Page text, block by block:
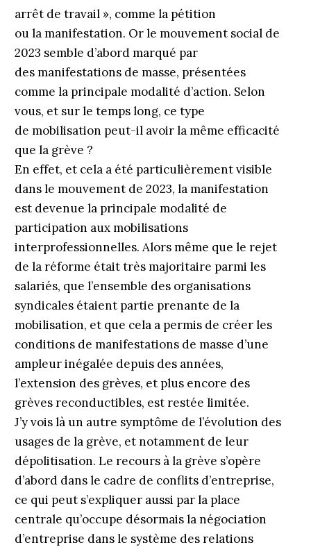
arrêt de travail », comme la pétition
ou la manifestation. Or le mouvement social de
2023 semble d’abord marqué par
des manifestations de masse, présentées
comme la principale modalité d’action. Selon
vous, et sur le temps long, ce type
de mobilisation peut-il avoir la même efficacité
que la grève ?
En effet, et cela a été particulièrement visible
dans le mouvement de 2023, la manifestation
est devenue la principale modalité de
participation aux mobilisations
interprofessionnelles. Alors même que le rejet
de la réforme était très majoritaire parmi les
salariés, que l’ensemble des organisations
syndicales étaient partie prenante de la
mobilisation, et que cela a permis de créer les
conditions de manifestations de masse d’une
ampleur inégalée depuis des années,
l’extension des grèves, et plus encore des
grèves reconductibles, est restée limitée.
J’y vois là un autre symptôme de l’évolution des
usages de la grève, et notamment de leur
dépolitisation. Le recours à la grève s’opère
d’abord dans le cadre de conflits d’entreprise,
ce qui peut s’expliquer aussi par la place
centrale qu’occupe désormais la négociation
d’entreprise dans le système des relations